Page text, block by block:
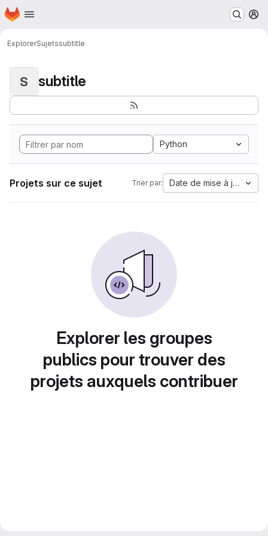
Passer au contenu principal
Page d'accueil
ExplorerSujetssubtitle
S subtitle
Python
Projets sur ce sujet Trier par: Date de mise à jour
Explorer les groupes
publics pour trouver des
projets auxquels contribuer